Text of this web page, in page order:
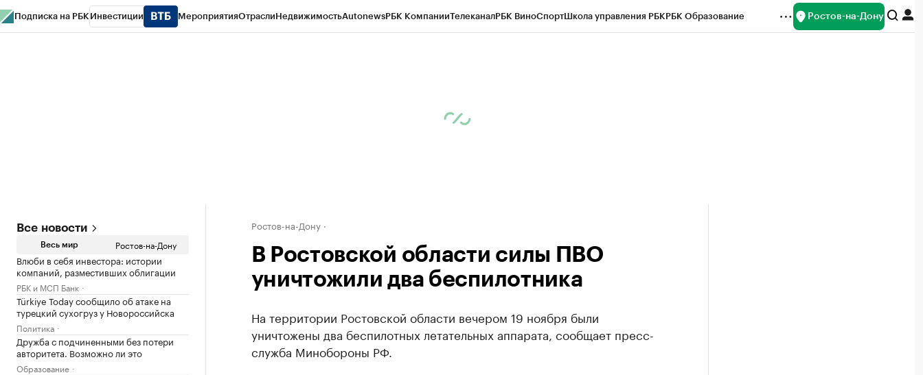
Подписка на РБК Инвестиции МероприятияОтраслиНедвижимостьAutonewsРБК КомпанииТелеканалРБК ВиноСпортШкола управления РБКРБК Образование Ростов-на-Дону
Все новости
Весь мир Ростов-на-Дону
Влюби в себя инвестора: истории
компаний, разместивших облигации
РБК и МСП Банк
Türkiye Today сообщило об атаке на
турецкий сухогруз у Новороссийска
Политика
Дружба с подчиненными без потери
авторитета. Возможно ли это
Образование
Ростов-на-Дону
В Ростовской области силы ПВО
уничтожили два беспилотника
На территории Ростовской области вечером 19 ноября были
уничтожены два беспилотных летательных аппарата, сообщает пресс-
служба Минобороны РФ.